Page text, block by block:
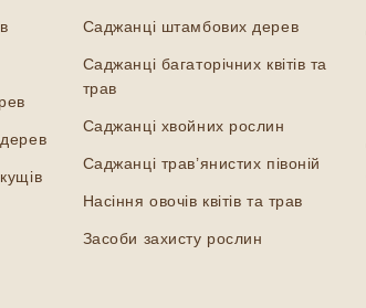
Саджанці штамбових дерев
Саджанці багаторічних квітів та
трав
Саджанці хвойних рослин
Саджанці трав’янистих півоній
Насіння овочів квітів та трав
Засоби захисту рослин